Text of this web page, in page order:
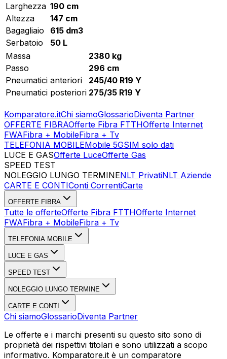
Larghezza 190 cm
Altezza
147 cm
Bagagliaio
615 dm3
Serbatoio
50 L
Massa
2380 kg
Passo
296 cm
Pneumatici anteriori
245/40 R19 Y
Pneumatici posteriori 275/35 R19 Y
Komparatore.itChi siamoGlossarioDiventa Partner
OFFERTE FIBRAOfferte Fibra FTTHOfferte Internet
FWAFibra + MobileFibra + Tv
TELEFONIA MOBILEMobile 5GSIM solo dati
LUCE E GASOfferte LuceOfferte Gas
SPEED TEST
NOLEGGIO LUNGO TERMINENLT PrivatiNLT Aziende
CARTE E CONTIConti CorrentiCarte
OFFERTE FIBRA
Tutte le offerteOfferte Fibra FTTHOfferte Internet
FWAFibra + MobileFibra + Tv
TELEFONIA MOBILE
LUCE E GAS
SPEED TEST
NOLEGGIO LUNGO TERMINE
CARTE E CONTI
Chi siamoGlossarioDiventa Partner
Le offerte e i marchi presenti su questo sito sono di
proprietà dei rispettivi titolari e sono utilizzati a scopo
informativo. Komparatore.it è un comparatore